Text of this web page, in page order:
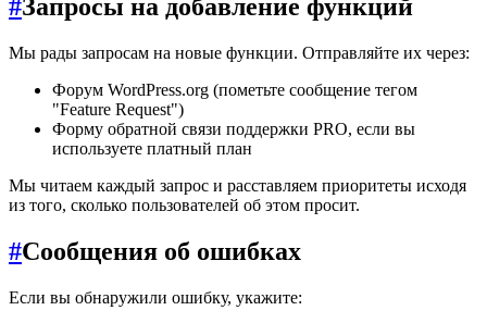
#Запросы на добавление функций
Мы рады запросам на новые функции. Отправляйте их через:
Форум WordPress.org (пометьте сообщение тегом
"Feature Request")
Форму обратной связи поддержки PRO, если вы
используете платный план
Мы читаем каждый запрос и расставляем приоритеты исходя
из того, сколько пользователей об этом просит.
#Сообщения об ошибках
Если вы обнаружили ошибку, укажите: